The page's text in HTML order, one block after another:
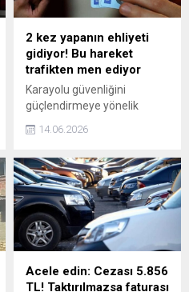
2 kez yapanın ehliyeti
gidiyor! Bu hareket
trafikten men ediyor
Karayolu güvenliğini
güçlendirmeye yönelik
denetim uygulaması
kullanırken cep telefonu
kullandığı tespit edilen
sürücülere öncelikle idari
para cezası kesilecek. Aynı
kural ihlalinin bir yıl içerisinde
yeniden gerçekleşmesi
halinde ise sürücünün
ehliyetine geçici olarak el
14.06.2026
Acele edin: Cezası 5.856
TL! Taktırılmazsa faturası